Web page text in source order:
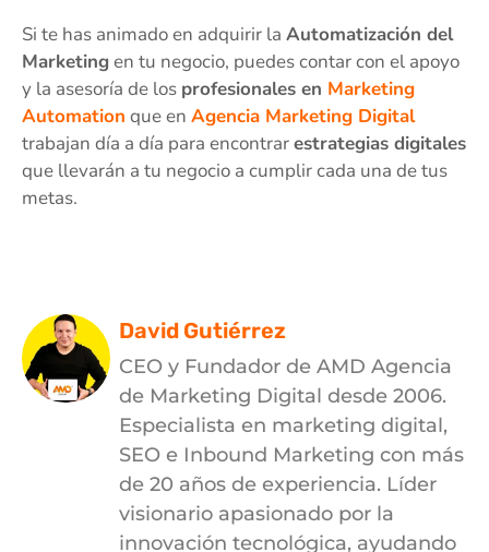
Si te has animado en adquirir la Automatización del
Marketingen tu negocio, puedes contar con el apoyo
y la asesoría de los profesionales en Marketing
Automation que en Agencia Marketing Digital
trabajan día a día para encontrarestrategias digitales
que llevarán a tu negocio a cumplir cada una de tus
metas.
David Gutiérrez
CEO y Fundador de AMD Agencia
de Marketing Digital desde 2006.
Especialista en marketing digital,
SEO e Inbound Marketing con más
de 20 años de experiencia. Líder
visionario apasionado por la
innovación tecnológica, ayudando